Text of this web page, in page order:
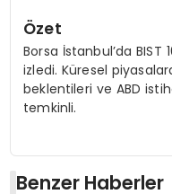
Özet
Borsa İstanbul’da
izledi. Küresel
beklentileri ve ABD
temkinli.
Benzer Haberler